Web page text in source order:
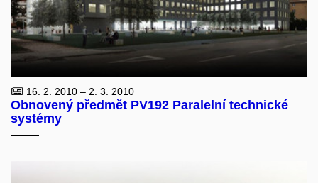
16. 2. 2010 – 2. 3. 2010
Obnovený předmět PV192 Paralelní technické
systémy